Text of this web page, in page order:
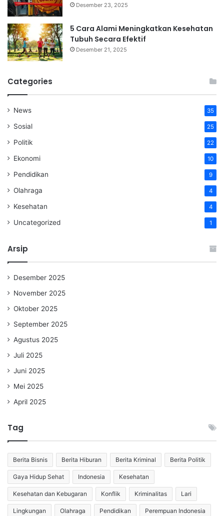
Desember 23, 2025
5 Cara Alami Meningkatkan Kesehatan
Tubuh Secara Efektif
Desember 21, 2025
Categories
News 35
Sosial 25
Politik 22
Ekonomi 10
Pendidikan 9
Olahraga 4
Kesehatan 4
Uncategorized 1
Arsip
Desember 2025
November 2025
Oktober 2025
September 2025
Agustus 2025
Juli 2025
Juni 2025
Mei 2025
April 2025
Tag
Berita Bisnis Berita Hiburan Berita Kriminal Berita Politik
Gaya Hidup Sehat Indonesia Kesehatan
Kesehatan dan Kebugaran Konflik Kriminalitas Lari
Lingkungan Olahraga Pendidikan Perempuan Indonesia